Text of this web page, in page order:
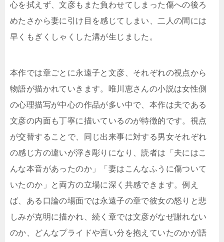
心を拭えず、文彦もまた負わせてしまった傷への後ろ
めたさから妻に引け目を感じてしまい、二人の間には
早くもぎくしゃくした溝が生じました。
本作では章ごとに永遠子と文彦、それぞれの視点から
物語が描かれていきます。唯川恵さんの小説は女性側
の心理描写が中心の作品が多い中で、本作は夫である
文彦の内面も丁寧に描いているのが特徴的です。視点
が交替することで、同じ出来事に対する男女それぞれ
の感じ方の違いが浮き彫りになり、読者は「夫にはこ
んな本音があったのか」「妻はこんなふうに傷ついて
いたのか」と両方の立場に深く共感できます。例え
ば、ある口論の場面では永遠子の章で彼女の怒りと悲
しみが克明に描かれ、続く章では文彦がなぜ謝れない
のか、どんなプライドや言い分を抱えていたのかが語